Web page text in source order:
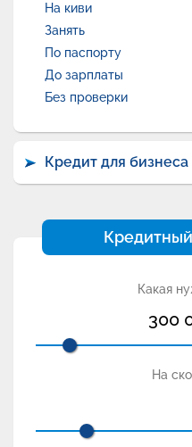
На киви
Занять
По паспорту
До зарплаты
Без проверки
Кредит для бизнеса
Какая
300
На